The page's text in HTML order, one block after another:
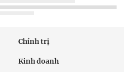
Chính trị
Kinh doanh